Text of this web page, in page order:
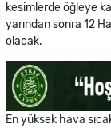
kesimlerde öğleye
yarından sonra 12
olacak.
En yüksek hava